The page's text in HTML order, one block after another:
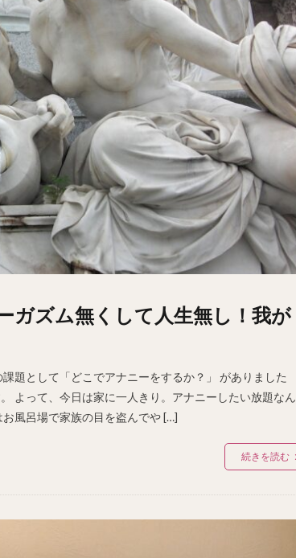
ガズム無くして人生無し！我が
題として「どこでアナニーをするか？」 がありました
よって、今日は家に一人きり。アナニーしたい放題なん
風呂場で家族の目を盗んでや […]
続きを読む